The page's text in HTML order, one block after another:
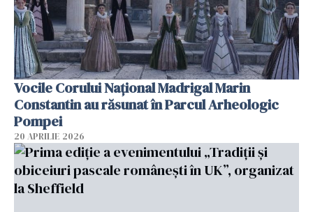
Vocile Corului Național Madrigal Marin
Constantin au răsunat în Parcul Arheologic
Pompei
20 APRILIE 2026